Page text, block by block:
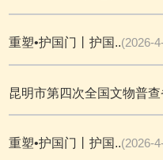
重塑•护国门丨护国..(2026-
昆明市第四次全国文物普查
重塑•护国门丨护国..(2026-